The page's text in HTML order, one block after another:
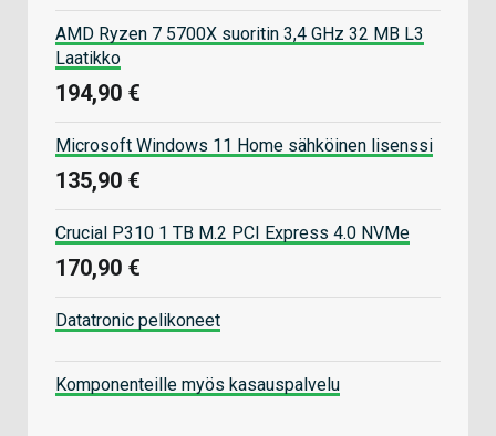
AMD Ryzen 7 5700X suoritin 3,4 GHz 32 MB L3
Laatikko
194,90 €
Microsoft Windows 11 Home sähköinen lisenssi
135,90 €
Crucial P310 1 TB M.2 PCI Express 4.0 NVMe
170,90 €
Datatronic pelikoneet
Komponenteille myös kasauspalvelu